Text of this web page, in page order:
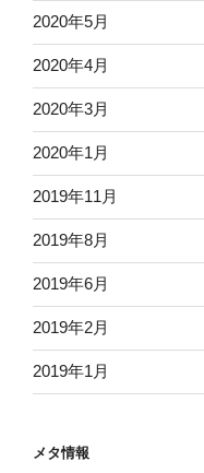
2020年5月
2020年4月
2020年3月
2020年1月
2019年11月
2019年8月
2019年6月
2019年2月
2019年1月
メタ情報